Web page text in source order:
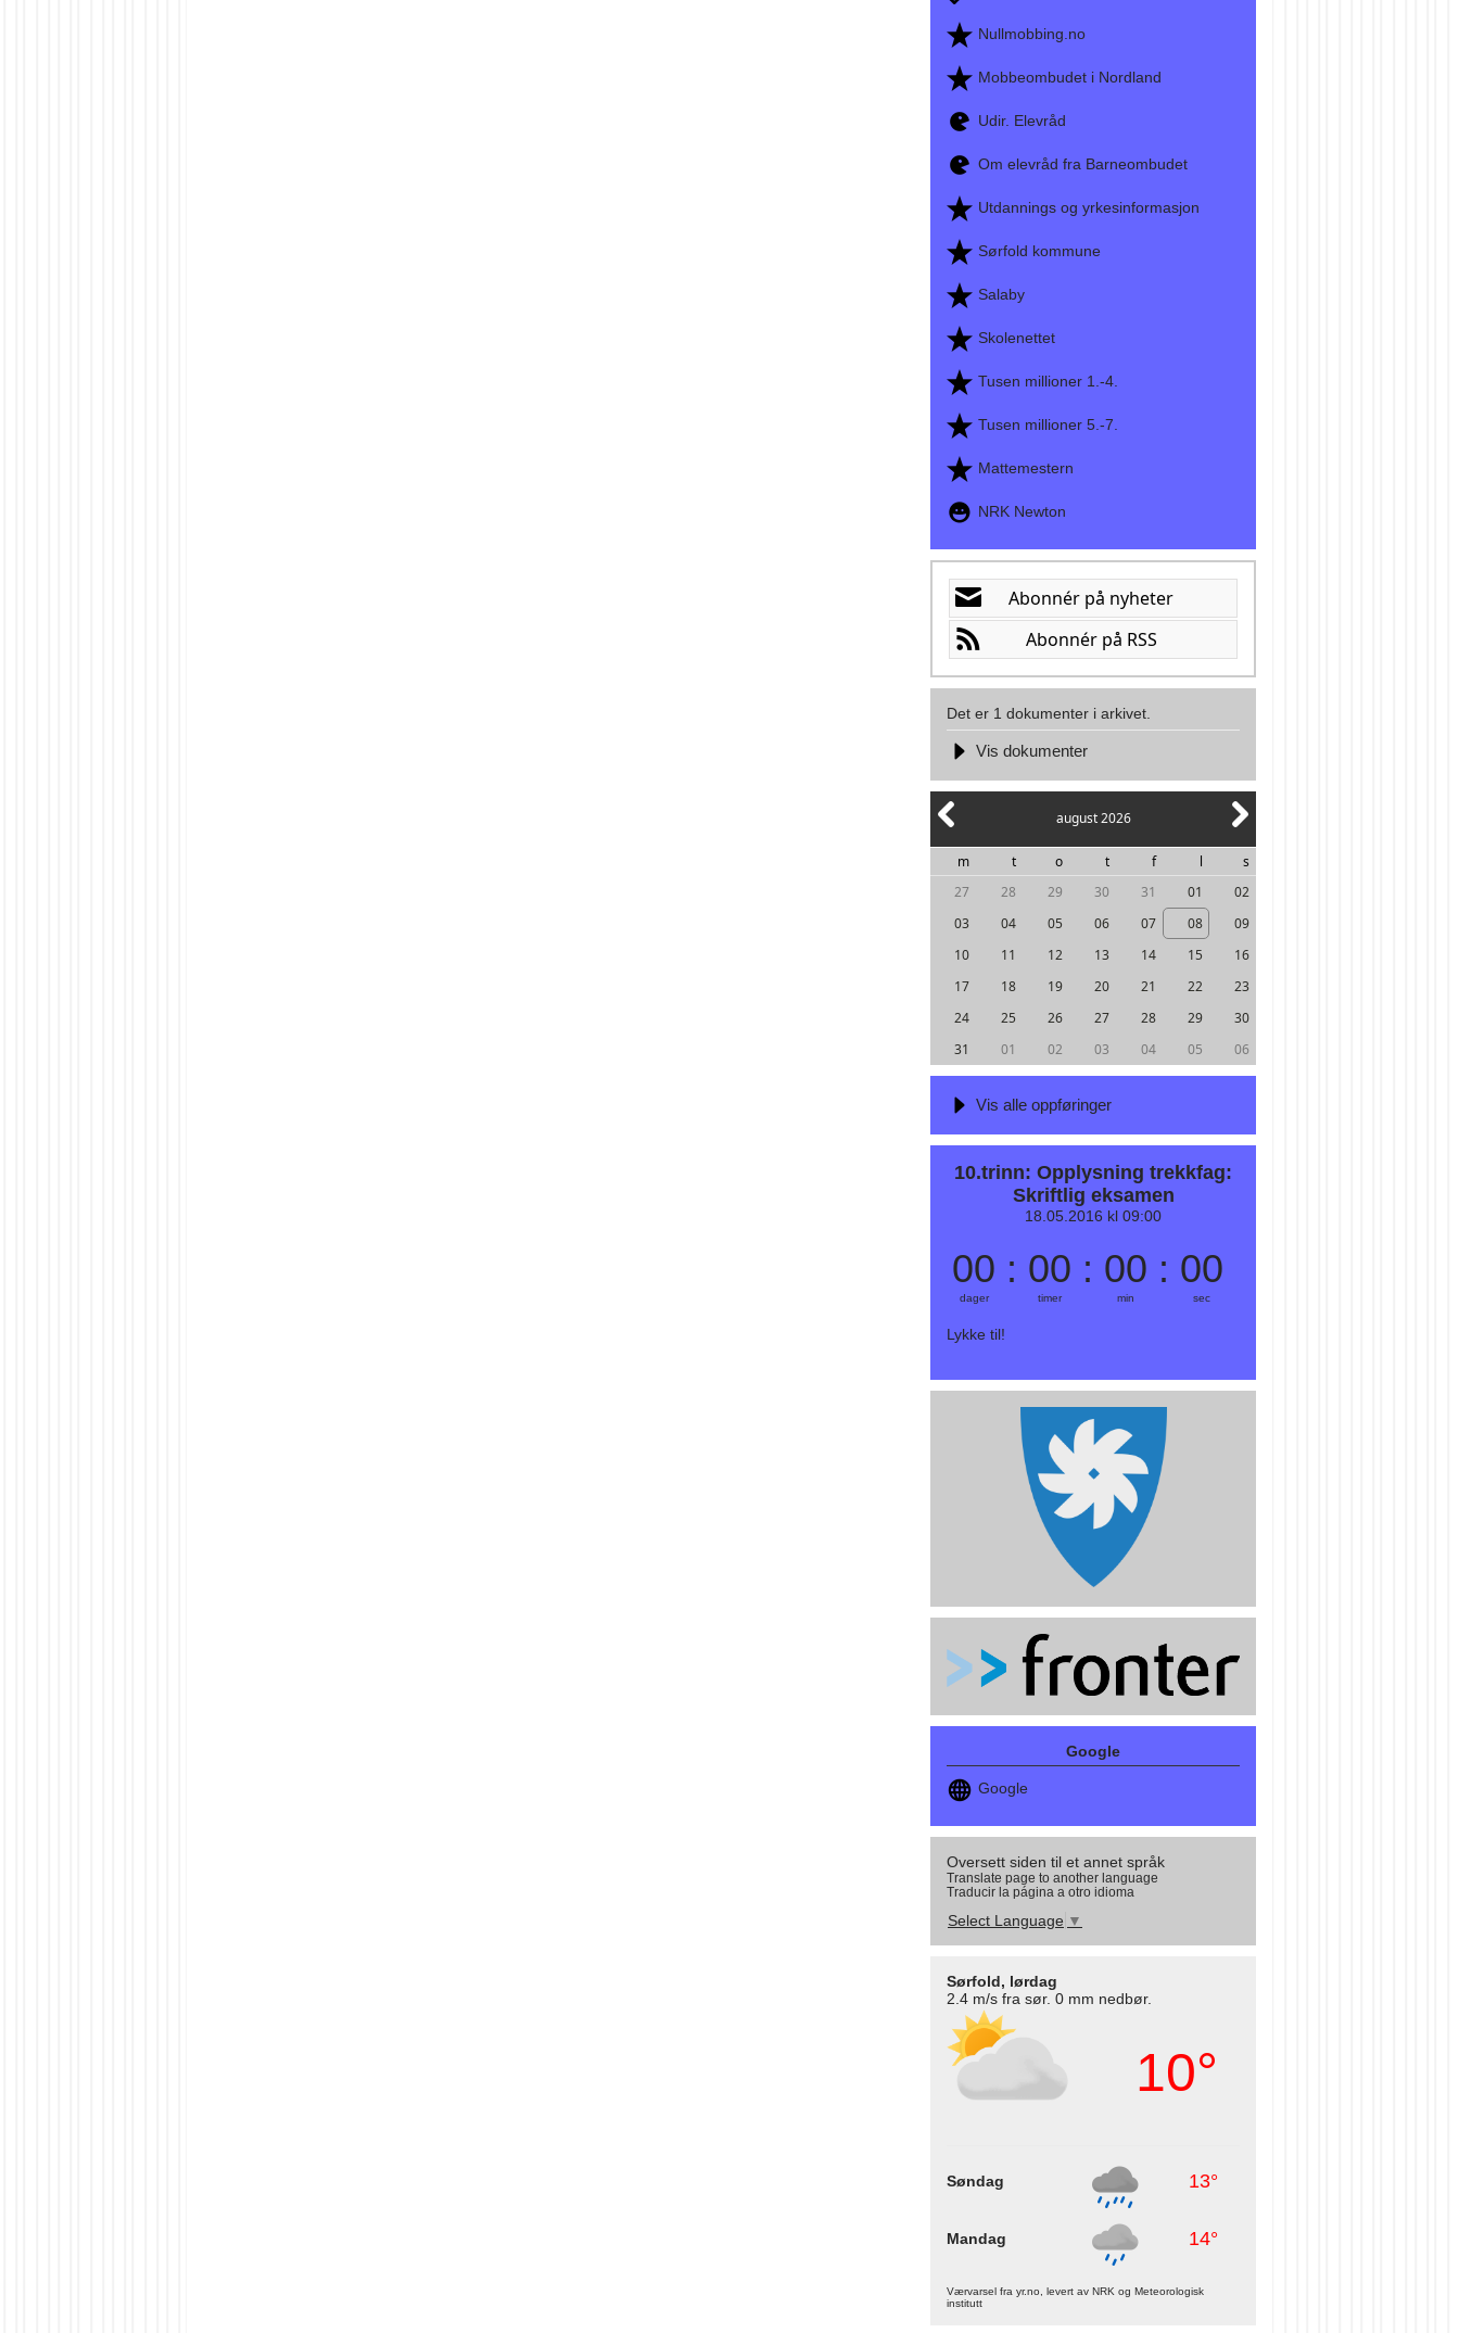
Nullmobbing.no
Mobbeombudet i Nordland
Udir. Elevråd
Om elevråd fra Barneombudet
Utdannings og yrkesinformasjon
Sørfold kommune
Salaby
Skolenettet
Tusen millioner 1.-4.
Tusen millioner 5.-7.
Mattemestern
NRK Newton
Det er 1 dokumenter i arkivet.
Vis dokumenter
august 2026
m t o t f l
s
27
28 29 30 31 01
02
03
04 05 06 07 08
09
10
11 12 13 14 15
16
17
18 19 20 21 22
23
24
25 26 27 28 29
30
31
01 02 03 04 05 06
Vis alle oppføringer
10.trinn: Opplysning trekkfag:
Skriftlig eksamen
18.05.2016 kl 09:00
00
dager
: 00
timer
: 00
min
: 00
sec
Lykke til!
Google
Google
Oversett siden til et annet språk
Translate page to another language
Traducir la página a otro idioma
Select Language ▼
Sørfold, lørdag
2.4 m/s fra sør. 0 mm nedbør.
10°
Søndag 13°
Mandag 14°
Værvarsel fra yr.no, levert av NRK og Meteorologisk
institutt